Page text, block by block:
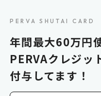
えづらいので、前
りています。家
すが、そこを自分
しています。
PERVA SHUTAI CARD
年間最大60万円
PERVAクレジッ
付与してます！